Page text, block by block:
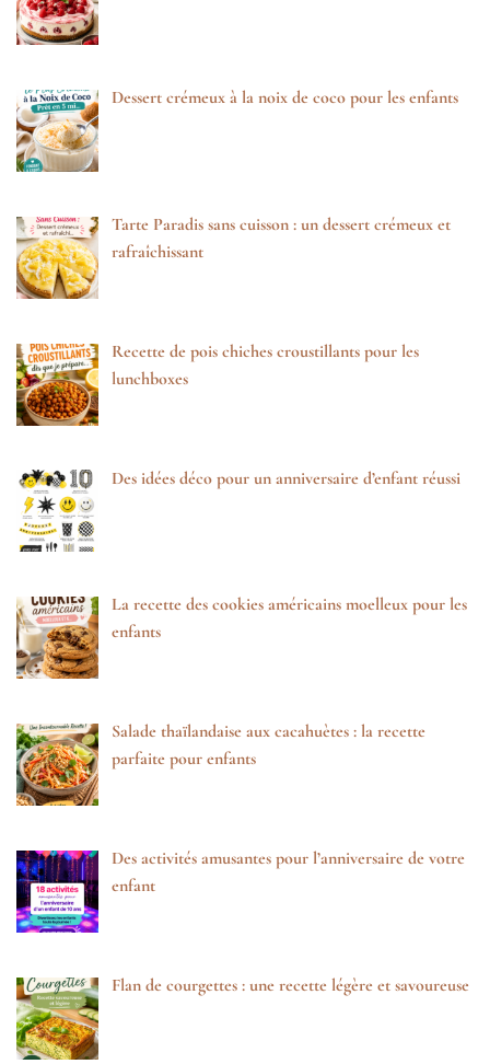
Dessert crémeux à la noix de coco pour les enfants
Tarte Paradis sans cuisson : un dessert crémeux et
rafraîchissant
Recette de pois chiches croustillants pour les
lunchboxes
Des idées déco pour un anniversaire d’enfant réussi
La recette des cookies américains moelleux pour les
enfants
Salade thaïlandaise aux cacahuètes : la recette
parfaite pour enfants
Des activités amusantes pour l’anniversaire de votre
enfant
Flan de courgettes : une recette légère et savoureuse